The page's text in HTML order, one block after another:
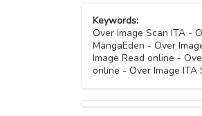
Capitolo 04
Capitolo 03
Keywords:
Over Image Scan ITA -
MangaEden - Over
Image Read online -
online - Over Image ITA